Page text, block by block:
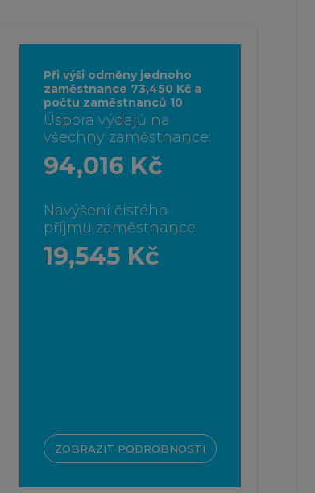
Při výši odměny jednoho
zaměstnance 73,450 Kč a
počtu zaměstnanců 10
Úspora výdajů na
všechny zaměstnance:
94,016 Kč
Navýšení čistého
příjmu zaměstnance:
19,545 Kč
ZOBRAZIT PODROBNOSTI